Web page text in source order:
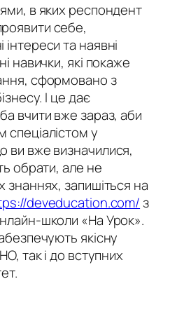
в яких респондент
себе,
та наявні
навички, які покаже
сформовано з
І це дає
вчити вже зараз, аби
спеціалістом у
ви вже визначилися,
обрати, але не
знаннях, запишіться на
deveducation.com/з
школи «На Урок».
якісну
так і до вступних